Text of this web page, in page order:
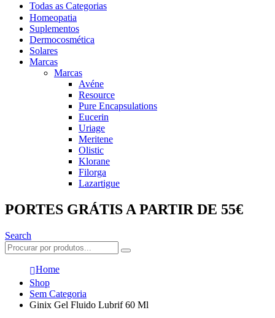
Todas as Categorias
Homeopatia
Suplementos
Dermocosmética
Solares
Marcas
Marcas
Avéne
Resource
Pure Encapsulations
Eucerin
Uriage
Meritene
Olistic
Klorane
Filorga
Lazartigue
PORTES GRÁTIS A PARTIR DE 55€
Search
Home
Shop
Sem Categoria
Ginix Gel Fluido Lubrif 60 Ml